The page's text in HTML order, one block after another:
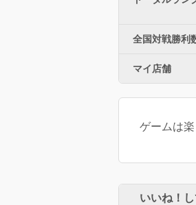
全国対戦勝利
マイ店舗
ゲームは
いいね！